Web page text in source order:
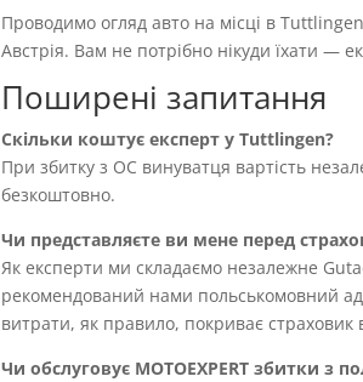
Проводимо огляд авто на місці в
Австрія. Вам не потрібно нікуди їхати —
Поширені запитання
Скільки коштує експерт у Tuttlingen?
При збитку з OC винуватця вартість
безкоштовно.
Чи представляєте ви мене перед
Як експерти ми складаємо незалежне
рекомендований нами польськомовний
витрати, як правило, покриває страховик
Чи обслуговує MOTOEXPERT збитки з